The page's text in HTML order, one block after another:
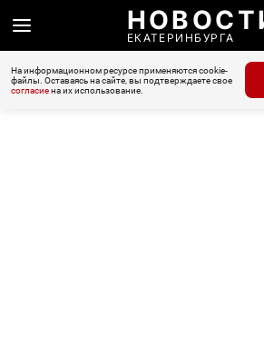
ЕКАТЕРИНБУРГА
На информационном ресурсе применяются cookie-
файлы. Оставаясь на сайте, вы подтверждаете свое
согласиена их использование.